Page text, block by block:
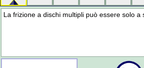
La frizione a dischi multipli può essere solo a